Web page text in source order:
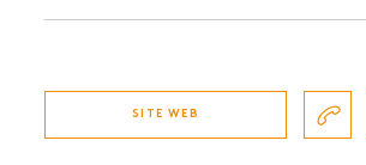
SITE WEB